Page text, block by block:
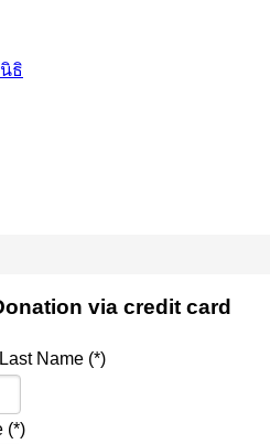
ธิ
via credit card
Name (*)
(*)